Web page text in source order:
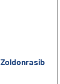
Zoldonrasib